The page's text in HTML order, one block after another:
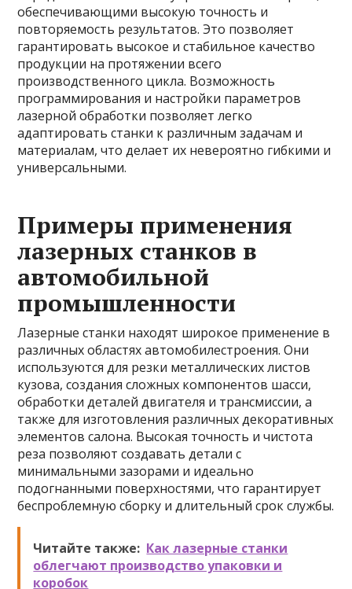
обеспечивающими высокую точность и
повторяемость результатов. Это позволяет
гарантировать высокое и стабильное качество
продукции на протяжении всего
производственного цикла. Возможность
программирования и настройки параметров
лазерной обработки позволяет легко
адаптировать станки к различным задачам и
материалам, что делает их невероятно гибкими и
универсальными.
Примеры применения
лазерных станков в
автомобильной
промышленности
Лазерные станки находят широкое применение в
различных областях автомобилестроения. Они
используются для резки металлических листов
кузова, создания сложных компонентов шасси,
обработки деталей двигателя и трансмиссии, а
также для изготовления различных декоративных
элементов салона. Высокая точность и чистота
реза позволяют создавать детали с
минимальными зазорами и идеально
подогнанными поверхностями, что гарантирует
беспроблемную сборку и длительный срок службы.
Читайте также: Как лазерные станки
облегчают производство упаковки и
коробок